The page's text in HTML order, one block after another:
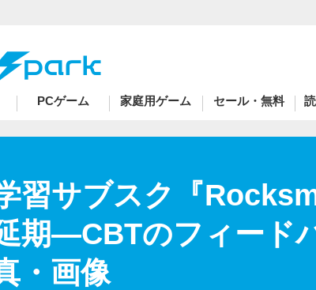
PCゲーム 家庭用ゲーム セール・無料
習サブスク『
期―CBTのフィード
・画像